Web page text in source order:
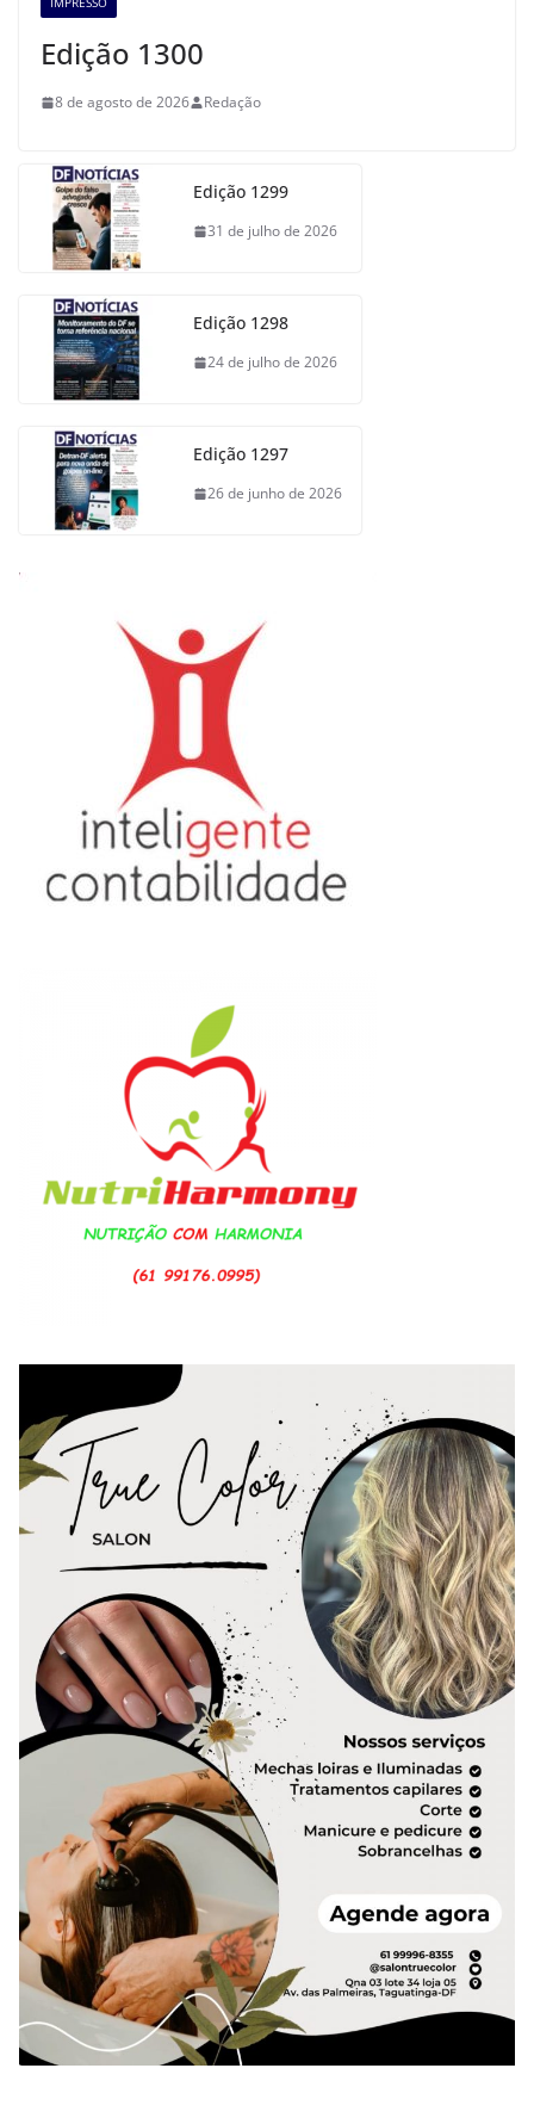
Edição 1300
8 de agosto de 2026 Redação
Edição 1299
31 de julho de 2026
Edição 1298
24 de julho de 2026
Edição 1297
26 de junho de 2026